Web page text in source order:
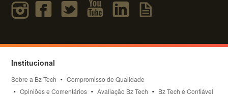
Institucional
Sobre a Bz Tech
Compromisso de Qualidade
Opiniões e Comentários
Avaliação Bz Tech
Bz Tech é Confiável